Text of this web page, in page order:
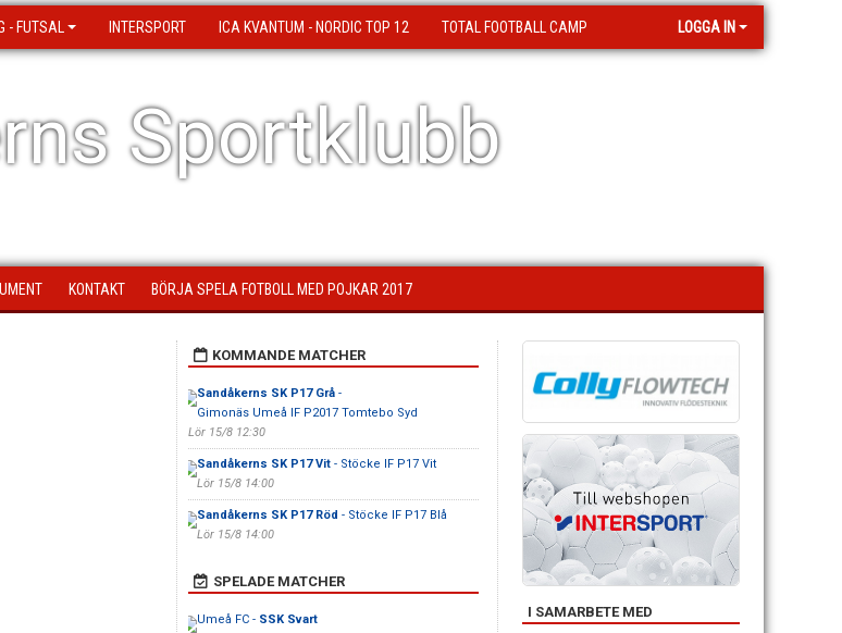
- FUTSAL INTERSPORT ICA KVANTUM - NORDIC TOP 12 TOTAL FOOTBALL CAMP LOGGA IN
Sportklubb
KONTAKT BÖRJA SPELA FOTBOLL MED POJKAR 2017
KOMMANDE MATCHER
Sandåkerns SK P17 Grå-
Gimonäs Umeå IF P2017 Tomtebo Syd
Lör 15/8 12:30
Sandåkerns SK P17 Vit- Stöcke IF P17 Vit
Lör 15/8 14:00
Sandåkerns SK P17 Röd - Stöcke IF P17 Blå
Lör 15/8 14:00
SPELADE MATCHER
Umeå FC - SSK Svart
I SAMARBETE MED